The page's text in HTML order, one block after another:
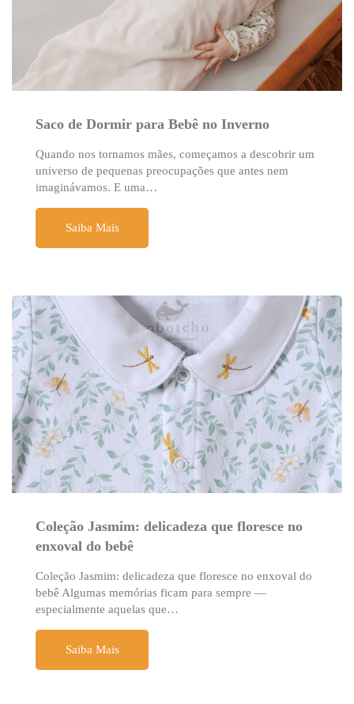
Saco de Dormir para Bebê no Inverno
Quando nos tornamos mães, começamos a descobrir um
universo de pequenas preocupações que antes nem
imaginávamos. E uma…
Saiba Mais
Coleção Jasmim: delicadeza que floresce no
enxoval do bebê
Coleção Jasmim: delicadeza que floresce no enxoval do
bebê Algumas memórias ficam para sempre —
especialmente aquelas que…
Saiba Mais